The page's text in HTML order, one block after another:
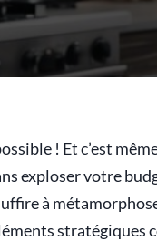
! Et c’est
exploser votre
à
stratégiques